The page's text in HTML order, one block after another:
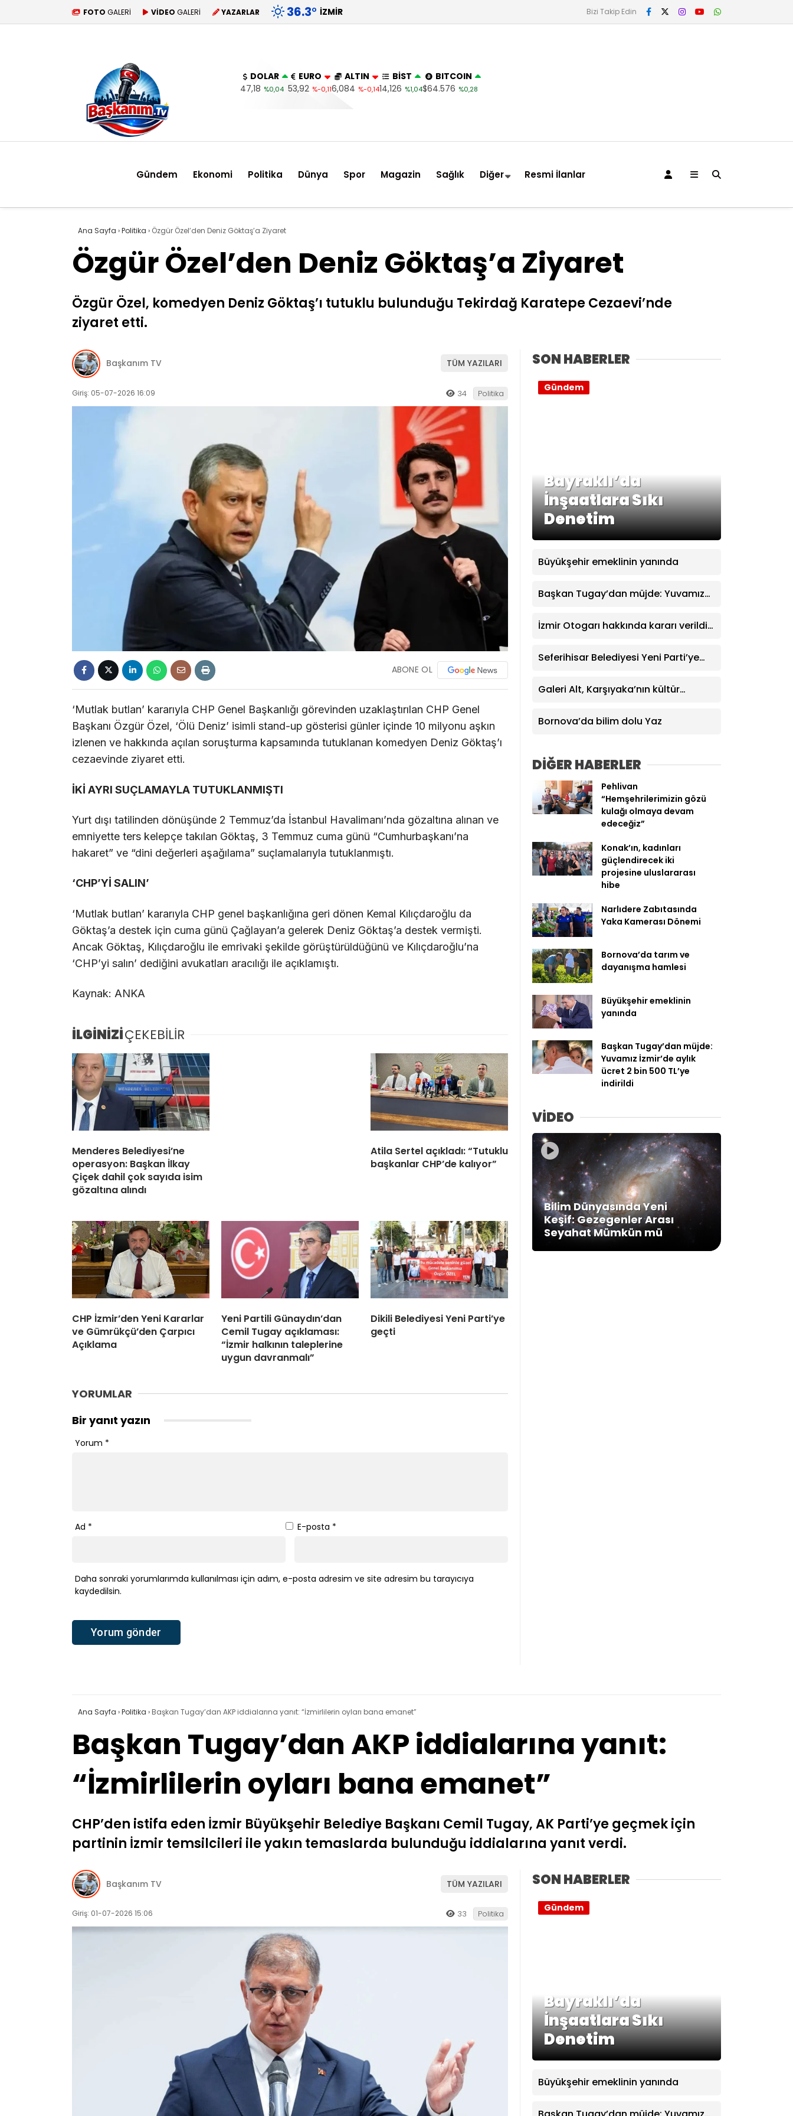
FOTO GALERİ VİDEO GALERİ YAZARLAR 36.3° İZMIR Bizi Takip Edin
DOLAR
47,18 %0,04
EURO
53,92 %-0,11
ALTIN
6,084 %-0,14
BİST
14,126 %1,04
BITCOIN
$64.576 %0,28
Gündem Ekonomi Politika Dünya Spor Magazin Sağlık Diğer Resmi İlanlar
Ana Sayfa ›Politika › Özgür Özel’den Deniz Göktaş’a Ziyaret
Özgür Özel’den Deniz Göktaş’a Ziyaret
Özgür Özel, komedyen Deniz Göktaş’ı tutuklu bulunduğu Tekirdağ Karatepe Cezaevi’nde
ziyaret etti.
Başkanım TV TÜM YAZILARI
Giriş: 05-07-2026 16:09 34 Politika
ABONE OL
‘Mutlak butlan’ kararıyla CHP Genel Başkanlığı görevinden uzaklaştırılan CHP Genel
Başkanı Özgür Özel, ‘Ölü Deniz’ isimli stand-up gösterisi günler içinde 10 milyonu aşkın
izlenen ve hakkında açılan soruşturma kapsamında tutuklanan komedyen Deniz Göktaş’ı
cezaevinde ziyaret etti.
İKİ AYRI SUÇLAMAYLA TUTUKLANMIŞTI
Yurt dışı tatilinden dönüşünde 2 Temmuz’da İstanbul Havalimanı’nda gözaltına alınan ve
emniyette ters kelepçe takılan Göktaş, 3 Temmuz cuma günü “Cumhurbaşkanı’na
hakaret” ve “dini değerleri aşağılama” suçlamalarıyla tutuklanmıştı.
‘CHP’Yİ SALIN’
‘Mutlak butlan’ kararıyla CHP genel başkanlığına geri dönen Kemal Kılıçdaroğlu da
Göktaş’a destek için cuma günü Çağlayan’a gelerek Deniz Göktaş’a destek vermişti.
Ancak Göktaş, Kılıçdaroğlu ile emrivaki şekilde görüştürüldüğünü ve Kılıçdaroğlu’na
‘CHP’yi salın’ dediğini avukatları aracılığı ile açıklamıştı.
Kaynak: ANKA
İLGİNİZİÇEKEBİLİR
Menderes Belediyesi’ne
operasyon: Başkan İlkay
Çiçek dahil çok sayıda isim
gözaltına alındı
Atila Sertel açıkladı: “Tutuklu
başkanlar CHP’de kalıyor”
CHP İzmir’den Yeni Kararlar
ve Gümrükçü’den Çarpıcı
Açıklama
Yeni Partili Günaydın’dan
Cemil Tugay açıklaması:
“İzmir halkının taleplerine
uygun davranmalı”
Dikili Belediyesi Yeni Parti’ye
geçti
YORUMLAR
Bir yanıt yazın
Yorum *
Ad * E-posta *
Daha sonraki yorumlarımda kullanılması için adım, e-posta adresim ve site adresim bu tarayıcıya
kaydedilsin.
SON HABERLER
Bayraklı’da
İnşaatlara Sıkı
Denetim
Gündem
Büyükşehir emeklinin yanında
Başkan Tugay’dan müjde: Yuvamız
indirildi
İzmir Otogarı hakkında kararı verildi:
Seferihisar Belediyesi Yeni Parti’ye
Galeri Alt, Karşıyaka’nın kültür
Bornova’da bilim dolu Yaz
DİĞER HABERLER
Pehlivan
“Hemşehrilerimizin gözü
kulağı olmaya devam
edeceğiz”
Konak’ın, kadınları
güçlendirecek iki
projesine uluslararası
hibe
Narlıdere Zabıtasında
Yaka Kamerası Dönemi
Bornova’da tarım ve
dayanışma hamlesi
Büyükşehir emeklinin
yanında
Başkan Tugay’dan müjde:
Yuvamız İzmir’de aylık
ücret 2 bin 500 TL’ye
indirildi
VİDEO
Bilim Dünyasında Yeni
Keşif: Gezegenler Arası
Seyahat Mümkün mü
Ana Sayfa ›Politika › Başkan Tugay’dan AKP iddialarına yanıt: “İzmirlilerin oyları bana emanet”
Başkan Tugay’dan AKP iddialarına yanıt:
“İzmirlilerin oyları bana emanet”
CHP’den istifa eden İzmir Büyükşehir Belediye Başkanı Cemil Tugay, AK Parti’ye geçmek için
partinin İzmir temsilcileri ile yakın temaslarda bulunduğu iddialarına yanıt verdi.
Başkanım TV TÜM YAZILARI
Giriş: 01-07-2026 15:06 33 Politika
SON HABERLER
Bayraklı’da
İnşaatlara Sıkı
Denetim
Gündem
Büyükşehir emeklinin yanında